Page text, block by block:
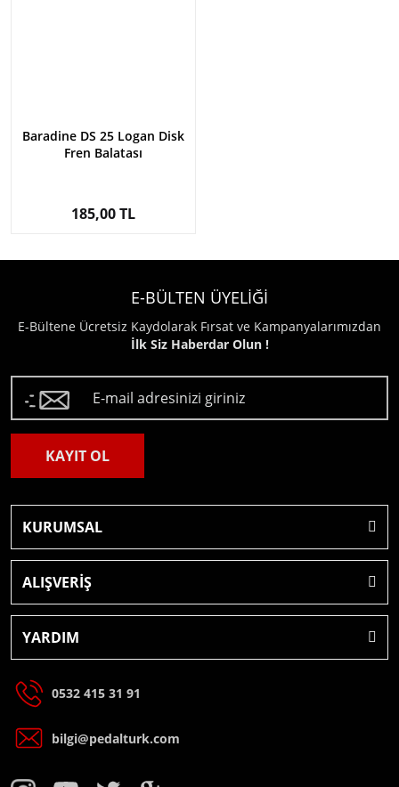
Baradine DS 25 Logan Disk
Fren Balatası
185,00 TL
E-BÜLTEN ÜYELİĞİ
E-Bültene Ücretsiz Kaydolarak Fırsat ve Kampanyalarımızdan
İlk Siz Haberdar Olun !
KAYIT OL
KURUMSAL
ALIŞVERİŞ
YARDIM
0532 415 31 91
bilgi@pedalturk.com